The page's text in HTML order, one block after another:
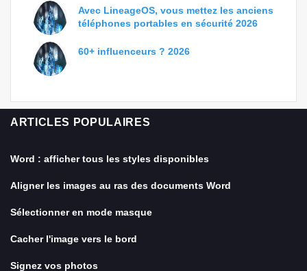
Avec LineageOS, vous mettez les anciens
téléphones portables en sécurité 2026
60+ influenceurs ? 2026
ARTICLES POPULAIRES
Word : afficher tous les styles disponibles
Aligner les images au ras des documents Word
Sélectionner en mode masque
Cacher l'image vers le bord
Signez vos photos